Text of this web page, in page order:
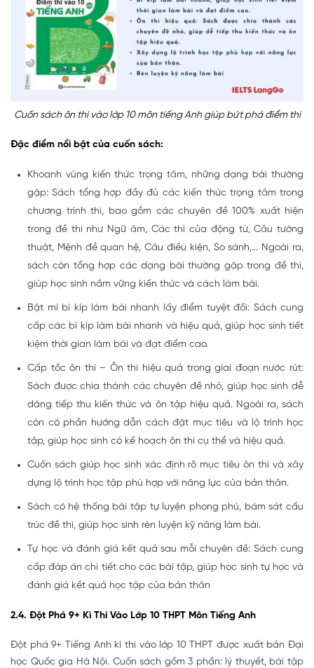
Cuốn sách ôn thi vào lớp 10 môn tiếng Anh giúp bứt phá điểm thi
Đặc điểm nổi bật của cuốn sách:
Khoanh vùng kiến thức trọng tâm, những dạng bài thường
gặp: Sách tổng hợp đầy đủ các kiến thức trọng tâm trong
chương trình thi, bao gồm các chuyên đề 100% xuất hiện
trong đề thi như Ngữ âm, Các thì của động từ, Câu tường
thuật, Mệnh đề quan hệ, Câu điều kiện, So sánh,... Ngoài ra,
sách còn tổng hợp các dạng bài thường gặp trong đề thi,
giúp học sinh nắm vững kiến thức và cách làm bài.
Bật mí bí kíp làm bài nhanh lấy điểm tuyệt đối: Sách cung
cấp các bí kíp làm bài nhanh và hiệu quả, giúp học sinh tiết
kiệm thời gian làm bài và đạt điểm cao.
Cấp tốc ôn thi – Ôn thi hiệu quả trong giai đoạn nước rút:
Sách được chia thành các chuyên đề nhỏ, giúp học sinh dễ
dàng tiếp thu kiến thức và ôn tập hiệu quả. Ngoài ra, sách
còn có phần hướng dẫn cách đặt mục tiêu và lộ trình học
tập, giúp học sinh có kế hoạch ôn thi cụ thể và hiệu quả.
Cuốn sách giúp học sinh xác định rõ mục tiêu ôn thi và xây
dựng lộ trình học tập phù hợp với năng lực của bản thân.
Sách có hệ thống bài tập tự luyện phong phú, bám sát cấu
trúc đề thi, giúp học sinh rèn luyện kỹ năng làm bài.
Tự học và đánh giá kết quả sau mỗi chuyên đề: Sách cung
cấp đáp án chi tiết cho các bài tập, giúp học sinh tự học và
đánh giá kết quả học tập của bản thân
2.4. Đột Phá 9+ Kì Thi Vào Lớp 10 THPT Môn Tiếng Anh
Đột phá 9+ Tiếng Anh kì thi vào lớp 10 THPT được xuất bản Đại
học Quốc gia Hà Nội. Cuốn sách gồm 3 phần: lý thuyết, bài tập